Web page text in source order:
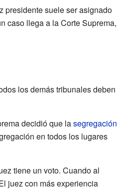
presidente suele ser asignado
caso llega a la Corte Suprema,
los demás tribunales deben
decidió que lasegregación
en todos los lugares
tiene un voto. Cuando al
juez con más experiencia